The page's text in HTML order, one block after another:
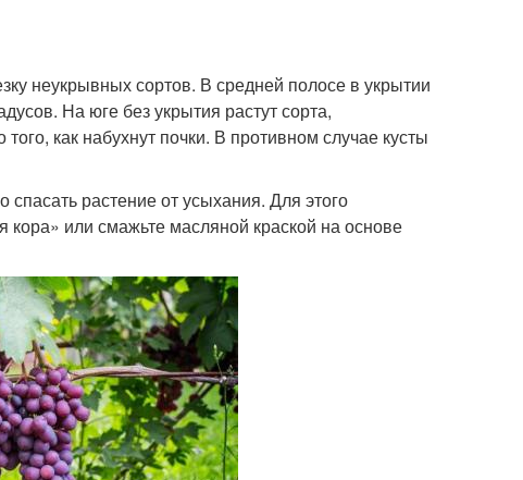
неукрывных сортов. В средней полосе в укрытии
На юге без укрытия растут сорта,
как набухнут почки. В противном случае кусты
спасать растение от усыхания. Для этого
или смажьте масляной краской на основе